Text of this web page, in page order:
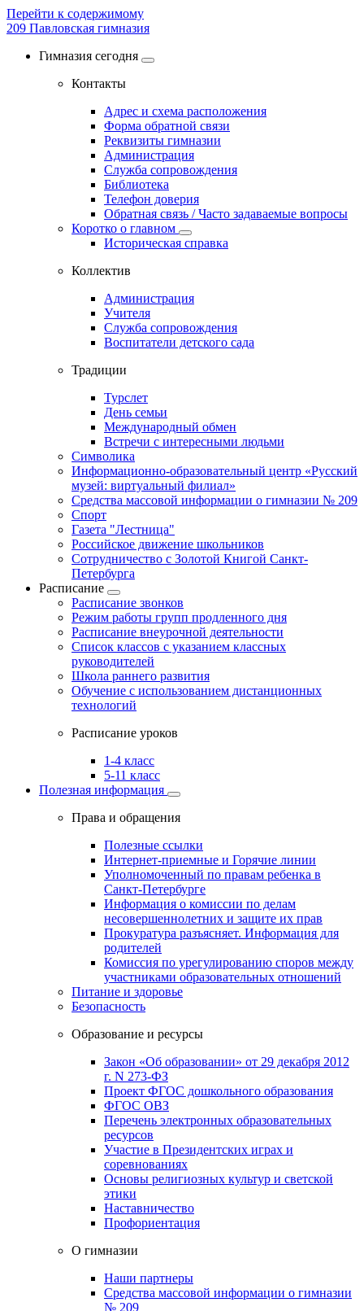
Перейти к содержимому
209 Павловская гимназия
Гимназия сегодня
Контакты
Адрес и схема расположения
Форма обратной связи
Реквизиты гимназии
Администрация
Служба сопровождения
Библиотека
Телефон доверия
Обратная связь / Часто задаваемые вопросы
Коротко о главном
Историческая справка
Коллектив
Администрация
Учителя
Служба сопровождения
Воспитатели детского сада
Традиции
Турслет
День семьи
Международный обмен
Встречи с интересными людьми
Символика
Информационно-образовательный центр «Русский
музей: виртуальный филиал»
Средства массовой информации о гимназии № 209
Спорт
Газета "Лестница"
Российское движение школьников
Сотрудничество с Золотой Книгой Санкт-
Петербурга
Расписание
Расписание звонков
Режим работы групп продленного дня
Расписание внеурочной деятельности
Список классов с указанием классных
руководителей
Школа раннего развития
Обучение с использованием дистанционных
технологий
Расписание уроков
1-4 класс
5-11 класс
Полезная информация
Права и обращения
Полезные ссылки
Интернет-приемные и Горячие линии
Уполномоченный по правам ребенка в
Санкт-Петербурге
Информация о комиссии по делам
несовершеннолетних и защите их прав
Прокуратура разъясняет. Информация для
родителей
Комиссия по урегулированию споров между
участниками образовательных отношений
Питание и здоровье
Безопасность
Образование и ресурсы
Закон «Об образовании» от 29 декабря 2012
г. N 273-ФЗ
Проект ФГОС дошкольного образования
ФГОС ОВЗ
Перечень электронных образовательных
ресурсов
Участие в Президентских играх и
соревнованиях
Основы религиозных культур и светской
этики
Наставничество
Профориентация
О гимназии
Наши партнеры
Средства массовой информации о гимназии
№ 209